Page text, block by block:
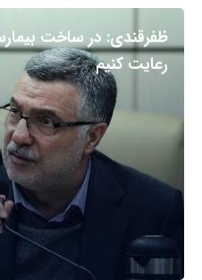
ظفرقندی: در ساخت
رعایت کنیم